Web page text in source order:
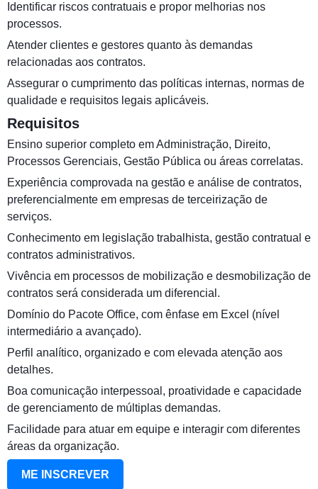
Identificar riscos contratuais e propor melhorias nos
processos.
Atender clientes e gestores quanto às demandas
relacionadas aos contratos.
Assegurar o cumprimento das políticas internas, normas de
qualidade e requisitos legais aplicáveis.
Requisitos
Ensino superior completo em Administração, Direito,
Processos Gerenciais, Gestão Pública ou áreas correlatas.
Experiência comprovada na gestão e análise de contratos,
preferencialmente em empresas de terceirização de
serviços.
Conhecimento em legislação trabalhista, gestão contratual e
contratos administrativos.
Vivência em processos de mobilização e desmobilização de
contratos será considerada um diferencial.
Domínio do Pacote Office, com ênfase em Excel (nível
intermediário a avançado).
Perfil analítico, organizado e com elevada atenção aos
detalhes.
Boa comunicação interpessoal, proatividade e capacidade
de gerenciamento de múltiplas demandas.
Facilidade para atuar em equipe e interagir com diferentes
áreas da organização.
ME INSCREVER